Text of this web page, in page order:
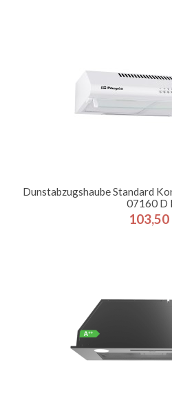
Dunstabzugshaube Standard
07160 D
103,50